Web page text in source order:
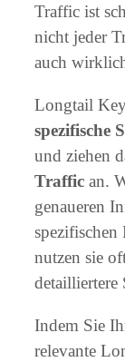
Traffic ist
nicht jeder
auch
Longtail
spezifische
und ziehen
Traffic an.
genaueren
spezifischen
nutzen sie
detailliertere
Indem Sie
relevante